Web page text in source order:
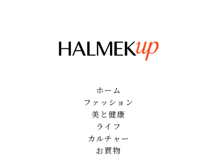
ホーム
ファッション
美と健康
ライフ
カルチャー
お買物